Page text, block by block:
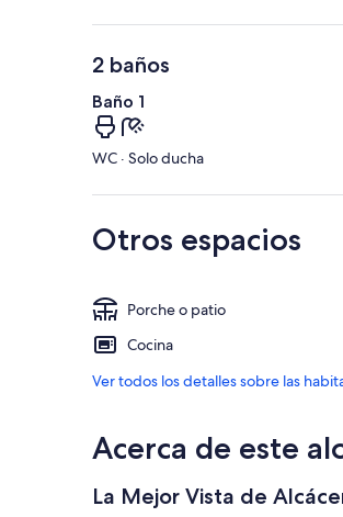
2 baños
Baño 1
WC · Solo ducha
Otros espacios
Porche o patio
Cocina
Ver todos los detalles sobre las
Acerca de este
La Mejor Vista de